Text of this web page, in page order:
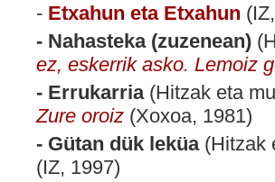
- Etxahun eta Etxahun
- Nahasteka (zuzenean)
ez, eskerrik asko. Lemoiz
- Errukarria(Hitzak eta
Zure oroiz (Xoxoa, 1981)
- Gütan dük leküa(Hitzak
(IZ, 1997)